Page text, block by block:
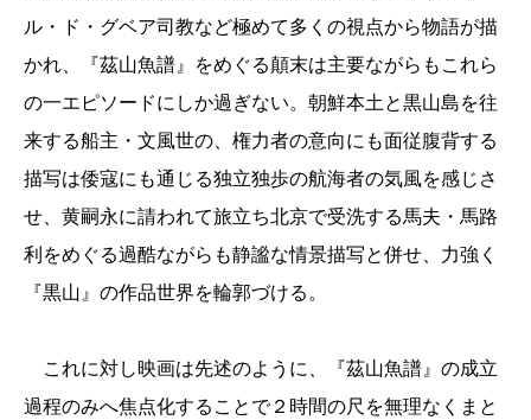
ル・ド・グベア司教など極めて多くの視点から物語が描
かれ、『茲山魚譜』をめぐる顛末は主要ながらもこれら
の一エピソードにしか過ぎない。朝鮮本土と黒山島を往
来する船主・文風世の、権力者の意向にも面従腹背する
描写は倭寇にも通じる独立独歩の航海者の気風を感じさ
せ、黄嗣永に請われて旅立ち北京で受洗する馬夫・馬路
利をめぐる過酷ながらも静謐な情景描写と併せ、力強く
『黒山』の作品世界を輪郭づける。
これに対し映画は先述のように、『茲山魚譜』の成立
過程のみへ焦点化することで２時間の尺を無理なくまと